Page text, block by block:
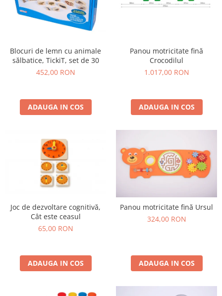
Blocuri de lemn cu animale
sălbatice, TickiT, set de 30
452,00 RON
ADAUGA IN COS
Panou motricitate fină
Crocodilul
1.017,00 RON
ADAUGA IN COS
Joc de dezvoltare cognitivă,
Cât este ceasul
65,00 RON
ADAUGA IN COS
Panou motricitate fină Ursul
324,00 RON
ADAUGA IN COS